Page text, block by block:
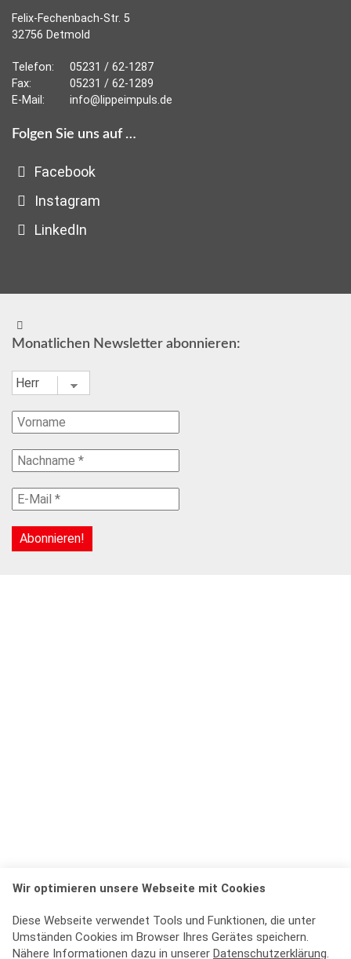
Felix-Fechenbach-Str. 5
32756 Detmold
Telefon:
05231 / 62-1287
Fax:
05231 / 62-1289
E-Mail:
info@lippeimpuls.de
Folgen Sie uns auf …
Facebook
Instagram
LinkedIn
Monatlichen Newsletter abonnieren:
Wir optimieren unsere Webseite mit Cookies
Diese Webseite verwendet Tools und Funktionen, die unter
Umständen Cookies im Browser Ihres Gerätes speichern.
Nähere Informationen dazu in unserer Datenschutzerklärung.